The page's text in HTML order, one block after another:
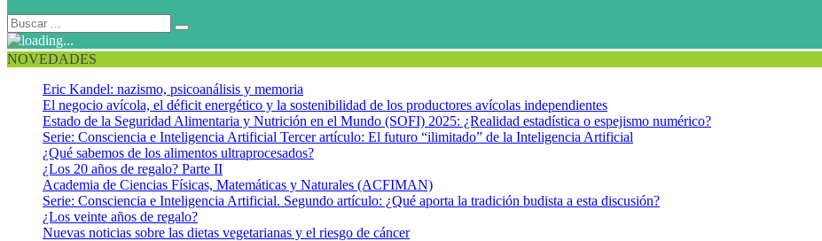
NOVEDADES
Eric Kandel: nazismo, psicoanálisis y memoria
El negocio avícola, el déficit energético y la sostenibilidad de los productores avícolas independientes
Estado de la Seguridad Alimentaria y Nutrición en el Mundo (SOFI) 2025: ¿Realidad estadística o espejismo numérico?
Serie: Consciencia e Inteligencia Artificial Tercer artículo: El futuro “ilimitado” de la Inteligencia Artificial
¿Qué sabemos de los alimentos ultraprocesados?
¿Los 20 años de regalo? Parte II
Academia de Ciencias Físicas, Matemáticas y Naturales (ACFIMAN)
Serie: Consciencia e Inteligencia Artificial. Segundo artículo: ¿Qué aporta la tradición budista a esta discusión?
¿Los veinte años de regalo?
Nuevas noticias sobre las dietas vegetarianas y el riesgo de cáncer